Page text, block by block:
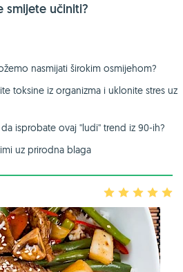
smijete učiniti?
nasmijati širokim osmijehom?
toksine iz organizma i uklonite stres uz
isprobate ovaj ''ludi'' trend iz 90-ih?
uz prirodna blaga
2 3 4